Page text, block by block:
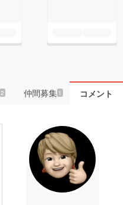
2 仲間募集 1 コメント